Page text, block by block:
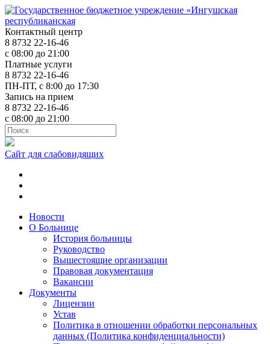
Контактный центр
8 8732 22-16-46
с 08:00 до 21:00
Платные услуги
8 8732 22-16-46
ПН-ПТ, с 8:00 до 17:30
Запись на прием
8 8732 22-16-46
с 08:00 до 21:00
Сайт для слабовидящих
Новости
О Больнице
История больницы
Руководство
Вышестоящие организации
Правовая документация
Вакансии
Документы
Лицензии
Устав
Политика в отношении обработки персональных
данных (Политика конфиденциальности)